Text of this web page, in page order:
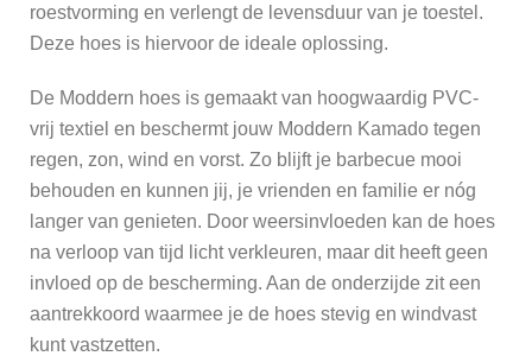
roestvorming en verlengt de levensduur van je toestel.
Deze hoes is hiervoor de ideale oplossing.
De Moddern hoes is gemaakt van hoogwaardig PVC-
vrij textiel en beschermt jouw Moddern Kamado tegen
regen, zon, wind en vorst. Zo blijft je barbecue mooi
behouden en kunnen jij, je vrienden en familie er nóg
langer van genieten. Door weersinvloeden kan de hoes
na verloop van tijd licht verkleuren, maar dit heeft geen
invloed op de bescherming. Aan de onderzijde zit een
aantrekkoord waarmee je de hoes stevig en windvast
kunt vastzetten.